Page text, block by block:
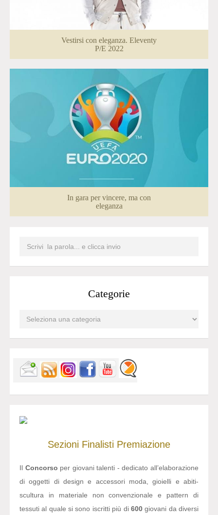
Vestirsi con eleganza. Eleventy
P/E 2022
In gara per vincere, ma con
eleganza
Categorie
Sezioni Finalisti Premiazione
Il Concorso per giovani talenti - dedicato all’elaborazione
di oggetti di design e accessori moda, gioielli e abiti-
scultura in materiale non convenzionale e pattern di
tessuti al quale si sono iscritti più di 600giovani da diversi